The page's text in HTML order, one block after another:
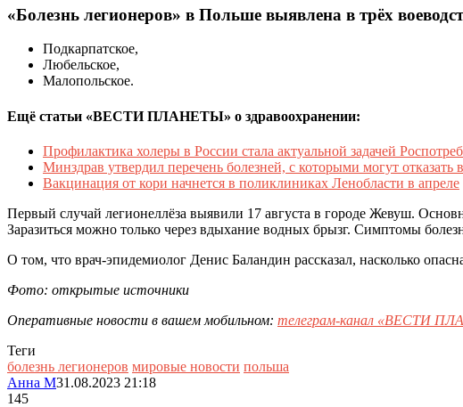
«Болезнь легионеров» в Польше выявлена в трёх
Подкарпатское,
Любельское,
Малопольское.
Ещё статьи «ВЕСТИ ПЛАНЕТЫ» о здравоохранении:
Профилактика холеры в России стала актуальной задачей
Минздрав утвердил перечень болезней, с которыми могут отказать
Вакцинация от кори начнется в поликлиниках Ленобласти в апреле
Первый случай легионеллёза выявили 17 августа в городе Жевуш.
Заразиться можно только через вдыхание водных брызг. Симптомы
О том, что врач-эпидемиолог Денис Баландин рассказал, насколько
Фото: открытые источники
Оперативные новости в вашем мобильном: телеграм-канал «ВЕСТИ
Теги
болезнь легионеров мировые новости польша
Анна М31.08.2023 21:18
145